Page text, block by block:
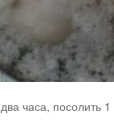
часа, посолить 1